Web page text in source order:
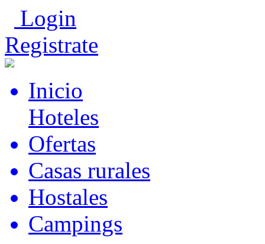
Login
Registrate
Inicio
Hoteles
Ofertas
Casas rurales
Hostales
Campings